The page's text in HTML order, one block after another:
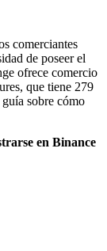
comerciantes
de poseer el
ofrece comercio
que tiene 279
sobre cómo
en Binance